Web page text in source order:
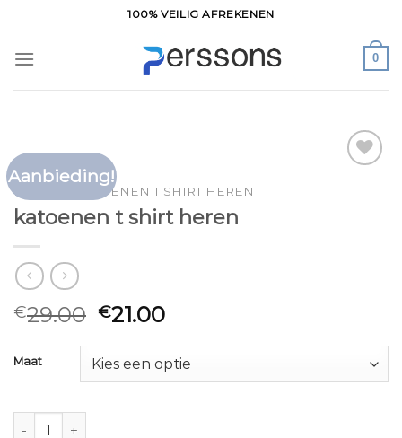
inhoud
100% VEILIG AFREKENEN
0
Aanbieding!
HOME KATOENEN T SHIRT HEREN
katoenen t shirt heren
€29.00 €21.00
Maat
katoenen t shirt heren aantal